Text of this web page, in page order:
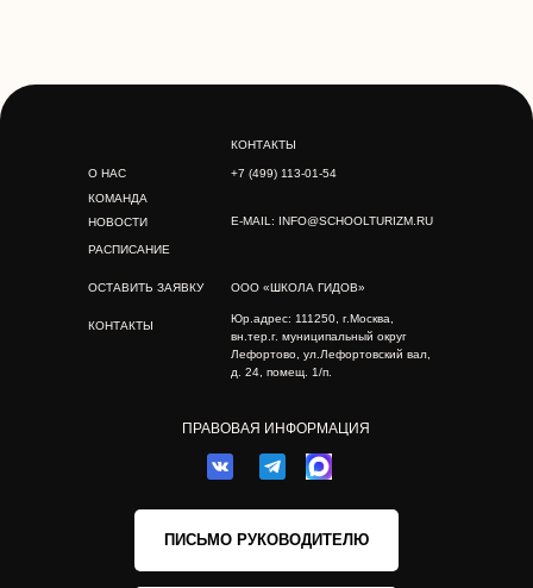
О НАС
КОМАНДА
НОВОСТИ
РАСПИСАНИЕ
ОСТАВИТЬ ЗАЯВКУ
КОНТАКТЫ
ПРАВОВАЯ ИНФОРМАЦИЯ
КОНТАКТЫ
+7 (499) 113-01-54
E-MAIL: INFO@SCHOOLTURIZM.RU
ООО «ШКОЛА ГИДОВ»
Юр.адрес: 111250, г.Москва,
вн.тер.г. муниципальный округ
Лефортово, ул.Лефортовский вал,
д. 24, помещ. 1/п.
ПИСЬМО РУКОВОДИТЕЛЮ